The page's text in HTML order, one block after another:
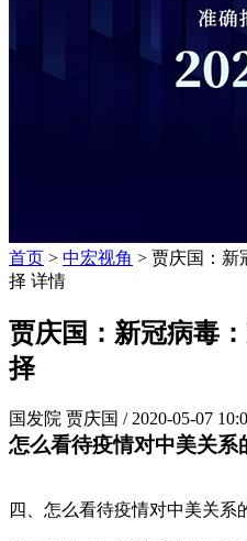
首页 > 中宏视角 > 贾庆国：新
择 详情
贾庆国：新冠病毒
择
国发院 贾庆国 / 2020-05-07
怎么看待疫情对中美关系
四、怎么看待疫情对中美关系